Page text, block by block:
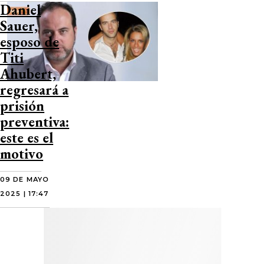
Daniel
Sauer,
esposo de
Titi
Ahubert,
regresará a
prisión
preventiva:
este es el
motivo
09 DE MAYO
2025 | 17:47